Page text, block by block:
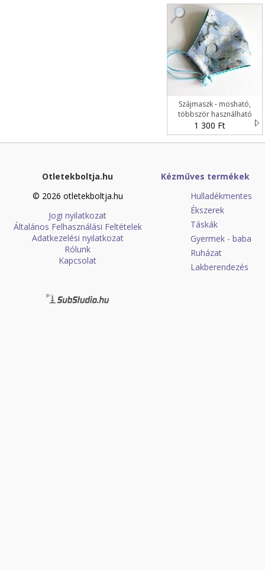
Szájmaszk - mosható,
többször használható
1 300 Ft
Otletekboltja.hu
© 2026 otletekboltja.hu
Jogi nyilatkozat
Általános Felhasználási Feltételek
Adatkezelési nyilatkozat
Rólunk
Kapcsolat
Kézműves termékek
Hulladékmentes
Ékszerek
Táskák
Gyermek - baba
Ruházat
Lakberendezés